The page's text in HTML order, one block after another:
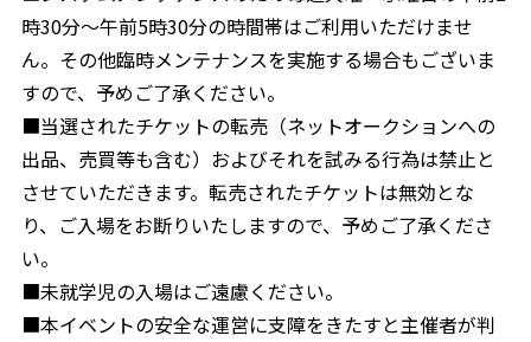
時30分～午前5時30分の時間帯はご利用いただけませ
ん。その他臨時メンテナンスを実施する場合もございま
すので、予めご了承ください。
■当選されたチケットの転売（ネットオークションへの
出品、売買等も含む）およびそれを試みる行為は禁止と
させていただきます。転売されたチケットは無効とな
り、ご入場をお断りいたしますので、予めご了承くださ
い。
■未就学児の入場はご遠慮ください。
■本イベントの安全な運営に支障をきたすと主催者が判